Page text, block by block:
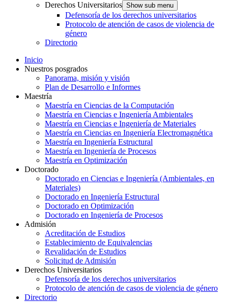
Derechos Universitarios Show sub menu
Defensoría de los derechos universitarios
Protocolo de atención de casos de violencia de
género
Directorio
Inicio
Nuestros posgrados
Panorama, misión y visión
Plan de Desarrollo e Informes
Maestría
Maestría en Ciencias de la Computación
Maestría en Ciencias e Ingeniería Ambientales
Maestría en Ciencias e Ingeniería de Materiales
Maestría en Ciencias en Ingeniería Electromagnética
Maestría en Ingeniería Estructural
Maestría en Ingeniería de Procesos
Maestría en Optimización
Doctorado
Doctorado en Ciencias e Ingeniería (Ambientales, en
Materiales)
Doctorado en Ingeniería Estructural
Doctorado en Optimización
Doctorado en Ingeniería de Procesos
Admisión
Acreditación de Estudios
Establecimiento de Equivalencias
Revalidación de Estudios
Solicitud de Admisión
Derechos Universitarios
Defensoría de los derechos universitarios
Protocolo de atención de casos de violencia de género
Directorio